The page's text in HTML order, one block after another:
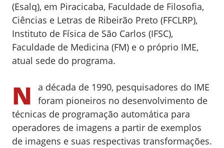
(Esalq), em Piracicaba, Faculdade de Filosofia,
Ciências e Letras de Ribeirão Preto (FFCLRP),
Instituto de Física de São Carlos (IFSC),
Faculdade de Medicina (FM) e o próprio IME,
atual sede do programa.
N
a década de 1990, pesquisadores do IME
foram pioneiros no desenvolvimento de
técnicas de programação automática para
operadores de imagens a partir de exemplos
de imagens e suas respectivas transformações.